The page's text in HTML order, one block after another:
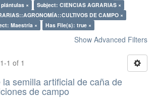
×
Subject: CIENCIAS AGRARIAS ×
DE CAMPO ×
Maestría × Has File(s): true ×
Show Advanced Filters
1 of 1
semilla artificial de caña de
de campo